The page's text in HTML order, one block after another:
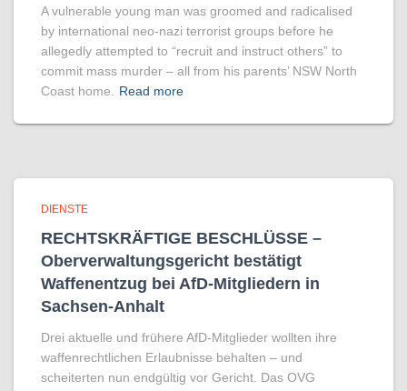
A vul­ner­able young man was groomed and rad­ic­al­ised
by inter­na­tional neo-nazi ter­ror­ist groups before he
allegedly attemp­ted to “recruit and instruct oth­ers” to
com­mit mass murder – all from his par­ents’ NSW North
Coast home.
Read more
DIENSTE
RECHTSKRÄFTIGE BESCHLÜSSE –
Oberverwaltungsgericht bestätigt
Waffenentzug bei AfD-Mitgliedern in
Sachsen-Anhalt
Drei aktuelle und frühere AfD-Mitglieder wollten ihre
waffenrechtlichen Erlaubnisse behalten – und
scheiterten nun endgültig vor Gericht. Das OVG